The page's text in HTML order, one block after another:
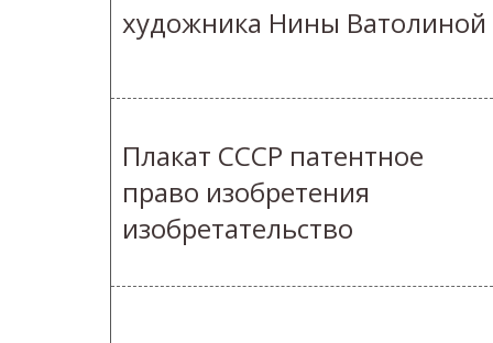
художника Нины Ватолиной
Плакат СССР патентное
право изобретения
изобретательство